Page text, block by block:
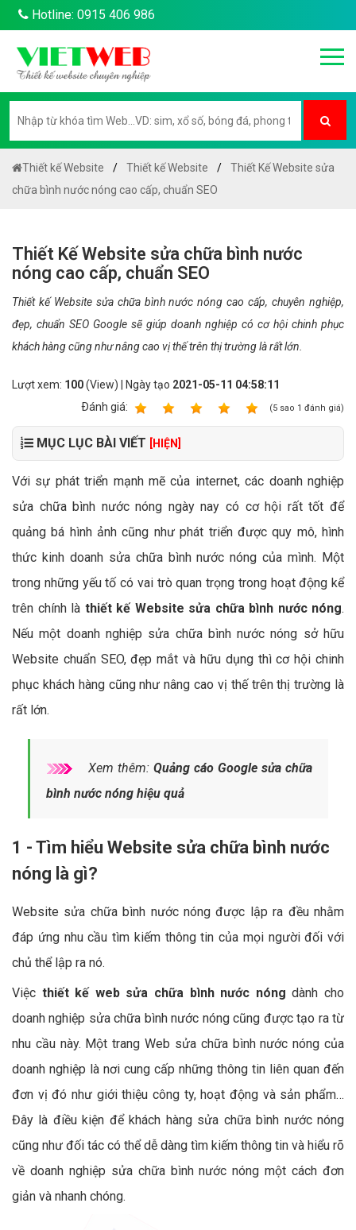
Hotline: 0915 406 986
Thiết kế Website Thiết kế Website
Thiết Kế Website sửa
chữa bình nước nóng cao cấp, chuẩn SEO
Thiết Kế Website sửa chữa bình nước
nóng cao cấp, chuẩn SEO
Thiết kế Website sửa chữa bình nước nóng cao cấp, chuyên nghiệp,
đẹp, chuẩn SEO Google sẽ giúp doanh nghiệp có cơ hội chinh phục
khách hàng cũng như nâng cao vị thế trên thị trường là rất lớn.
Lượt xem: 100(View) | Ngày tạo 2021-05-11 04:58:11
Ðánh giá:
(5 sao 1 đánh giá)
MỤC LỤC BÀI VIẾT [HIỆN]
Với sự phát triển mạnh mẽ của internet, các doanh nghiệp
sửa chữa bình nước nóng ngày nay có cơ hội rất tốt để
quảng bá hình ảnh cũng như phát triển được quy mô, hình
thức kinh doanh sửa chữa bình nước nóng của mình. Một
trong những yếu tố có vai trò quan trọng trong hoạt động kể
trên chính là thiết kế Website sửa chữa bình nước nóng.
Nếu một doanh nghiệp sửa chữa bình nước nóng sở hữu
Website chuẩn SEO, đẹp mắt và hữu dụng thì cơ hội chinh
phục khách hàng cũng như nâng cao vị thế trên thị trường là
rất lớn.
Xem thêm: Quảng cáo Google sửa chữa
bình nước nóng hiệu quả
1 - Tìm hiểu Website sửa chữa bình nước
nóng là gì?
Website sửa chữa bình nước nóng được lập ra đều nhằm
đáp ứng nhu cầu tìm kiếm thông tin của mọi người đối với
chủ thể lập ra nó.
Việc thiết kế web sửa chữa bình nước nóng dành cho
doanh nghiệp sửa chữa bình nước nóng cũng được tạo ra từ
nhu cầu này. Một trang Web sửa chữa bình nước nóng của
doanh nghiệp là nơi cung cấp những thông tin liên quan đến
đơn vị đó như giới thiệu công ty, hoạt động và sản phẩm…
Đây là điều kiện để khách hàng sửa chữa bình nước nóng
cũng như đối tác có thể dễ dàng tìm kiếm thông tin và hiểu rõ
về doanh nghiệp sửa chữa bình nước nóng một cách đơn
giản và nhanh chóng.